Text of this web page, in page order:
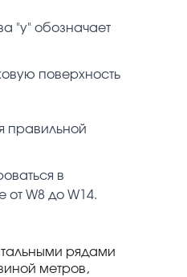
"у" обозначает
поверхность
правильной
в
W8 до W14.
рядами
метров,